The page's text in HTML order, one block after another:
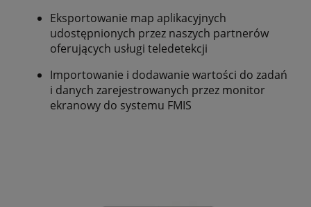
Eksportowanie map aplikacyjnych
udostępnionych przez naszych partnerów
oferujących usługi teledetekcji
Importowanie i dodawanie wartości do zadań
i danych zarejestrowanych przez monitor
ekranowy do systemu FMIS